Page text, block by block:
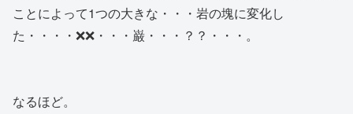
ことによって1つの大きな・・・岩の塊に変化し
た・・・・❌❌・・・巌・・・？？・・・。
なるほど。